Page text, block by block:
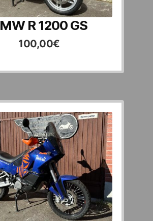
R 1200 GS
100,00€